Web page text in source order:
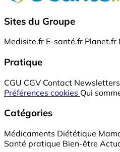
Sites du Groupe
Medisite.fr E-santé.fr Planet.fr
Pratique
CGU CGV Contact Newsletters
Préférences cookies Qui
Catégories
Médicaments Diététique
Santé pratique Bien-être